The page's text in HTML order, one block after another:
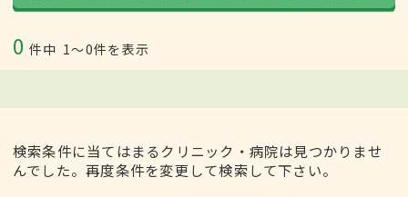
0 件中 1〜0件を表示
検索条件に当てはまるクリニック・病院は見つかりませ
んでした。再度条件を変更して検索して下さい。